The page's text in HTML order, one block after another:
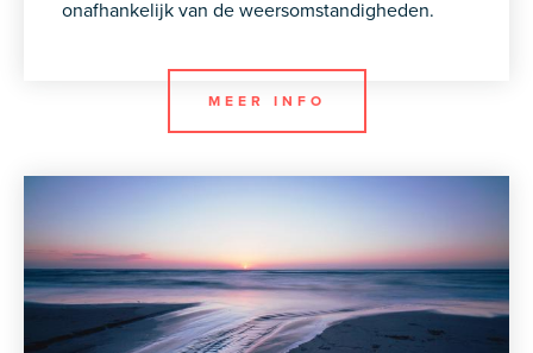
onafhankelijk van de weersomstandigheden.
MEER INFO